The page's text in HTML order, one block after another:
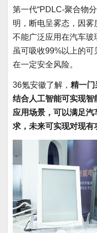
第一代“PDLC-聚合物
明，断电呈雾态，因雾
不能广泛应用在汽车玻
虽可吸收99%以上的
在一定安全风险。
36氪安徽了解， 精一门
结合人工智能可实现
应用场景，可以满足
求，未来可实现对现有